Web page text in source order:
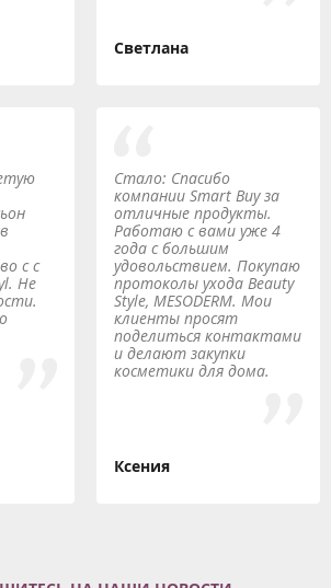
Светлана
с с
Не
Стало: Спасибо
компании Smart Buy за
отличные продукты.
Работаю с вами уже 4
года с большим
удовольствием. Покупаю
протоколы ухода Beauty
Style, MESODERM. Мои
клиенты просят
поделиться контактами
и делают закупки
косметики для дома.
Ксения